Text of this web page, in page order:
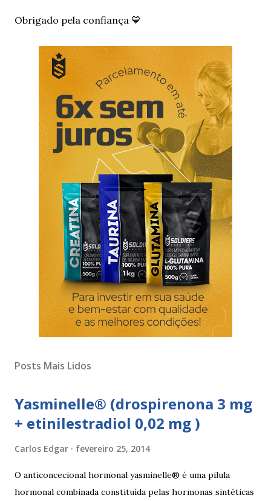
e
Obrigado pela confiança 💙
Posts Mais Lidos
Yasminelle® (drospirenona 3 mg
+ etinilestradiol 0,02 mg )
Carlos Edgar fevereiro 25, 2014
O anticoncecional hormonal yasminelle® é uma pilula
hormonal combinada constituída pelas hormonas sintéticas